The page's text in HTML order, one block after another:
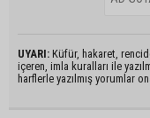
UYARI: Küfür, hakaret,
içeren, imla kuralları ile
harflerle yazılmış yorumlar